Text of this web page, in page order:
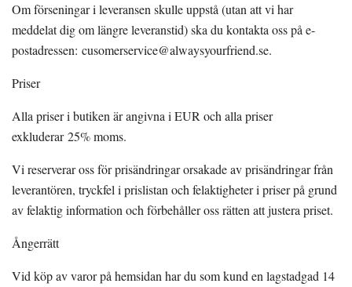
Om förseningar i leveransen skulle uppstå (utan att vi har
meddelat dig om längre leveranstid) ska du kontakta oss på e-
postadressen: cusomerservice@alwaysyourfriend.se.
Priser
Alla priser i butiken är angivna i EUR och alla priser
exkluderar 25% moms.
Vi reserverar oss för prisändringar orsakade av prisändringar från
leverantören, tryckfel i prislistan och felaktigheter i priser på grund
av felaktig information och förbehåller oss rätten att justera priset.
Ångerrätt
Vid köp av varor på hemsidan har du som kund en lagstadgad 14